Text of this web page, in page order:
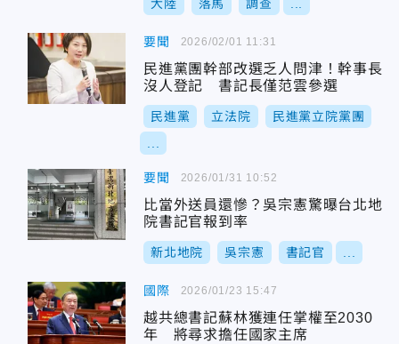
大陸 落馬 調查
要聞
民進黨團幹部改選乏人問津！幹事長
沒人登記 書記長僅范雲參選
民進黨 立法院 民進黨立院黨團
2026/02/01 11:31
要聞
比當外送員還慘？吳宗憲驚曝台北地
院書記官報到率
新北地院 吳宗憲 書記官
2026/01/31 10:52
國際
越共總書記蘇林獲連任掌權至2030
年 將尋求擔任國家主席
2026/01/23 15:47